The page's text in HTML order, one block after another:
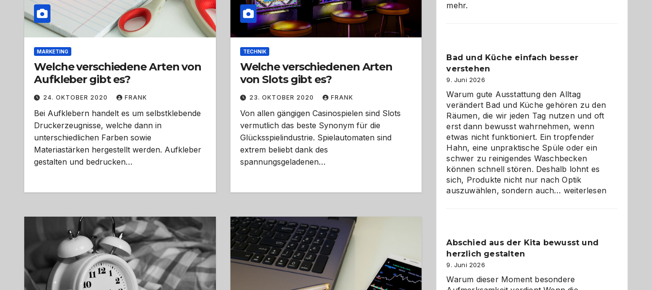
MARKETING
Welche verschiedene Arten von
Aufkleber gibt es?
24. OKTOBER 2020 FRANK
Bei Aufklebern handelt es um selbstklebende
Druckerzeugnisse, welche dann in
unterschiedlichen Farben sowie
Materiastärken hergestellt werden. Aufkleber
gestalten und bedrucken…
TECHNIK
Welche verschiedenen Arten
von Slots gibt es?
23. OKTOBER 2020 FRANK
Von allen gängigen Casinospielen sind Slots
vermutlich das beste Synonym für die
Glücksspielindustrie. Spielautomaten sind
extrem beliebt dank des
spannungsgeladenen…
mehr.
Bad und Küche einfach besser
verstehen
9. Juni 2026
Warum gute Ausstattung den Alltag
verändert Bad und Küche gehören zu den
Räumen, die wir jeden Tag nutzen und oft
erst dann bewusst wahrnehmen, wenn
etwas nicht funktioniert. Ein tropfender
Hahn, eine unpraktische Spüle oder ein
schwer zu reinigendes Waschbecken
können schnell stören. Deshalb lohnt es
sich, Produkte nicht nur nach Optik
auszuwählen, sondern auch… Bad
verstehen
weiterlesen
Abschied aus der Kita bewusst und
herzlich gestalten
9. Juni 2026
Warum dieser Moment besondere